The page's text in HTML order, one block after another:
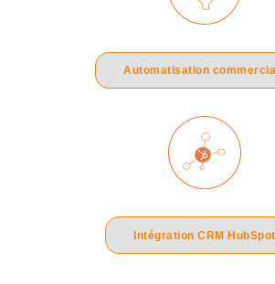
Automatisation
Intégration CRM HubSpot